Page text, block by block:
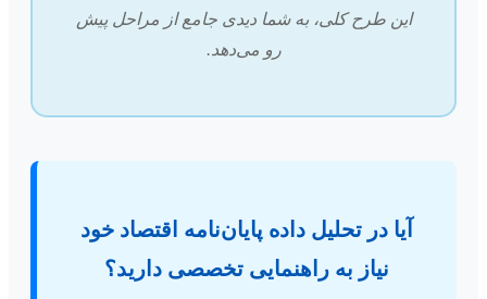
این طرح کلی، به شما دیدی جامع از مراحل پیش
رو می‌دهد.
آیا در تحلیل داده پایان‌نامه اقتصاد خود
نیاز به راهنمایی تخصصی دارید؟